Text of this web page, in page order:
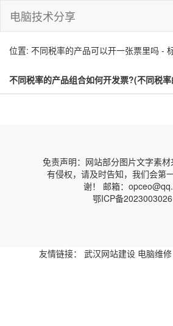
电脑技术分享
位置: 不同税率的产品可以开一张票里吗 -
不同税率的产品组合如何开发票?(不同税
吗)
免责声明：网站部分图片文字素
有侵权，请及时告知，我们会第
谢！ 邮箱：
鄂ICP备
友情链接： 武汉网站建设 电脑维修